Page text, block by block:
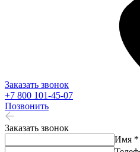
Заказать звонок
+7 800 101-45-07
Позвонить
Заказать звонок
Имя *